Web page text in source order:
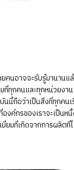
นอาจจะรับรู้มานานแ
กคนและทุกหน่วยงา
นี้ถือว่าเป็นสิ่งที่ทุกคน
งค์กรของเราจะเป็น
มที่เกิดจากการผลิตที่